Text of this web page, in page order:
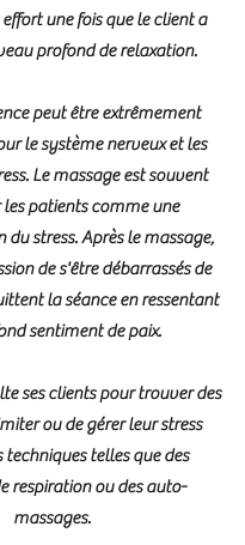
une fois que le client a
profond de relaxation.
peut être extrêmement
le système nerveux et les
Le massage est souvent
patients comme une
du stress. Après le massage,
de s'être débarrassés de
la séance en ressentant
sentiment de paix.
ses clients pour trouver des
ou de gérer leur stress
techniques telles que des
respiration ou des auto-
massages.